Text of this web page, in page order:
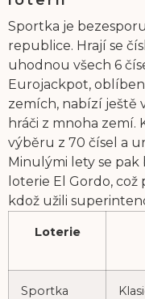
Sportka je
republice. Hrají se
uhodnou všech 6
Eurojackpot,
zemích, nabízí ještě
hráči z mnoha zemí.
výběru z 70 čísel a
Minulými lety se
loterie El Gordo,
kdož užili
Loterie
Sportka